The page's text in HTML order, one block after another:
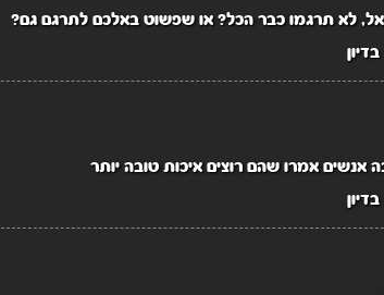
לא תרגמו כבר הכל? או שפשוט באלכם לתרגם גם?
אנשים אמרו שהם רוצים איכות טובה יותר